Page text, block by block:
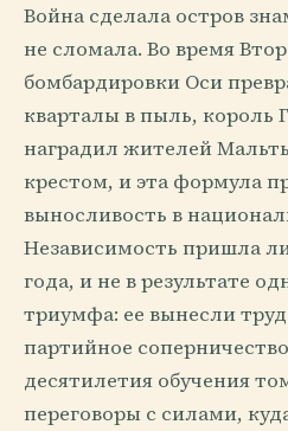
Война сделала остров
не сломала. Во время
бомбардировки Оси
кварталы в пыль, король
наградил жителей
крестом, и эта формула
выносливость в
Независимость пришла
года, и не в результате
триумфа: ее вынесли
партийное
десятилетия обучения
переговоры с силами,